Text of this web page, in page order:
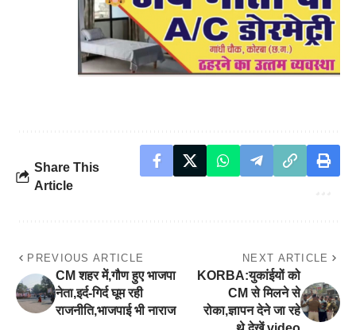
Share This
Article
PREVIOUS ARTICLE
CM शहर में,गौण हुए भाजपा
नेता,इर्द-गिर्द घूम रही
राजनीति,भाजपाई भी नाराज
NEXT ARTICLE
KORBA:युकांईयों को
CM से मिलने से
रोका,ज्ञापन देने जा रहे